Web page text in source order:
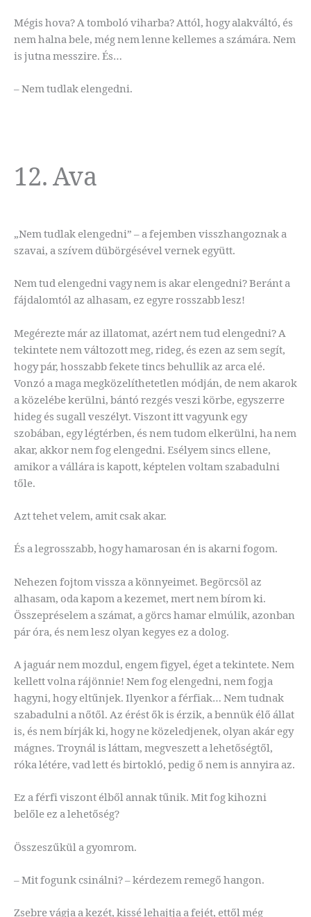
Mégis hova? A tomboló viharba? Attól, hogy alakváltó, és
nem halna bele, még nem lenne kellemes a számára. Nem
is jutna messzire. És…
– Nem tudlak elengedni.
12. Ava
„Nem tudlak elengedni” – a fejemben visszhangoznak a
szavai, a szívem dübörgésével vernek együtt.
Nem tud elengedni vagy nem is akar elengedni? Beránt a
fájdalomtól az alhasam, ez egyre rosszabb lesz!
Megérezte már az illatomat, azért nem tud elengedni? A
tekintete nem változott meg, rideg, és ezen az sem segít,
hogy pár, hosszabb fekete tincs behullik az arca elé.
Vonzó a maga megközelíthetetlen módján, de nem akarok
a közelébe kerülni, bántó rezgés veszi körbe, egyszerre
hideg és sugall veszélyt. Viszont itt vagyunk egy
szobában, egy légtérben, és nem tudom elkerülni, ha nem
akar, akkor nem fog elengedni. Esélyem sincs ellene,
amikor a vállára is kapott, képtelen voltam szabadulni
tőle.
Azt tehet velem, amit csak akar.
És a legrosszabb, hogy hamarosan én is akarni fogom.
Nehezen fojtom vissza a könnyeimet. Begörcsöl az
alhasam, oda kapom a kezemet, mert nem bírom ki.
Összepréselem a számat, a görcs hamar elmúlik, azonban
pár óra, és nem lesz olyan kegyes ez a dolog.
A jaguár nem mozdul, engem figyel, éget a tekintete. Nem
kellett volna rájönnie! Nem fog elengedni, nem fogja
hagyni, hogy eltűnjek. Ilyenkor a férfiak… Nem tudnak
szabadulni a nőtől. Az érést ők is érzik, a bennük élő állat
is, és nem bírják ki, hogy ne közeledjenek, olyan akár egy
mágnes. Troynál is láttam, megveszett a lehetőségtől,
róka létére, vad lett és birtokló, pedig ő nem is annyira az.
Ez a férfi viszont élből annak tűnik. Mit fog kihozni
belőle ez a lehetőség?
Összeszűkül a gyomrom.
– Mit fogunk csinálni? – kérdezem remegő hangon.
Zsebre vágja a kezét, kissé lehajtja a fejét, ettől még